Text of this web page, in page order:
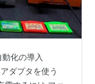
化の導入
ダプタを使う